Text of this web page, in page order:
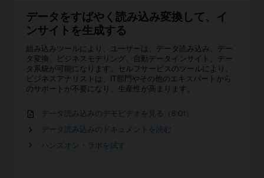
データをすばやく読み込み変換して、イ
ンサイトを生成する
組み込みツールにより、ユーザーは、データ読み込み、デー
タ変換、ビジネスモデリング、自動データインサイト、デー
タ系統が可能になります。セルフサービスのツールにより、
ビジネスアナリストは、IT部門やその他のエキスパートから
のサポートが不要になり、生産性が高まります。
データ読み込みのデモビデオを見る（8:01）
データ読み込みのドキュメントを読む
ハンズオン・ラボを試す